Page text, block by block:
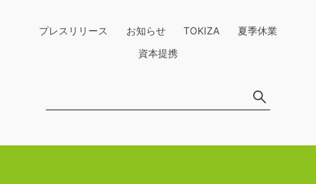
プレスリリース お知らせ TOKIZA
夏季休業
資本提携